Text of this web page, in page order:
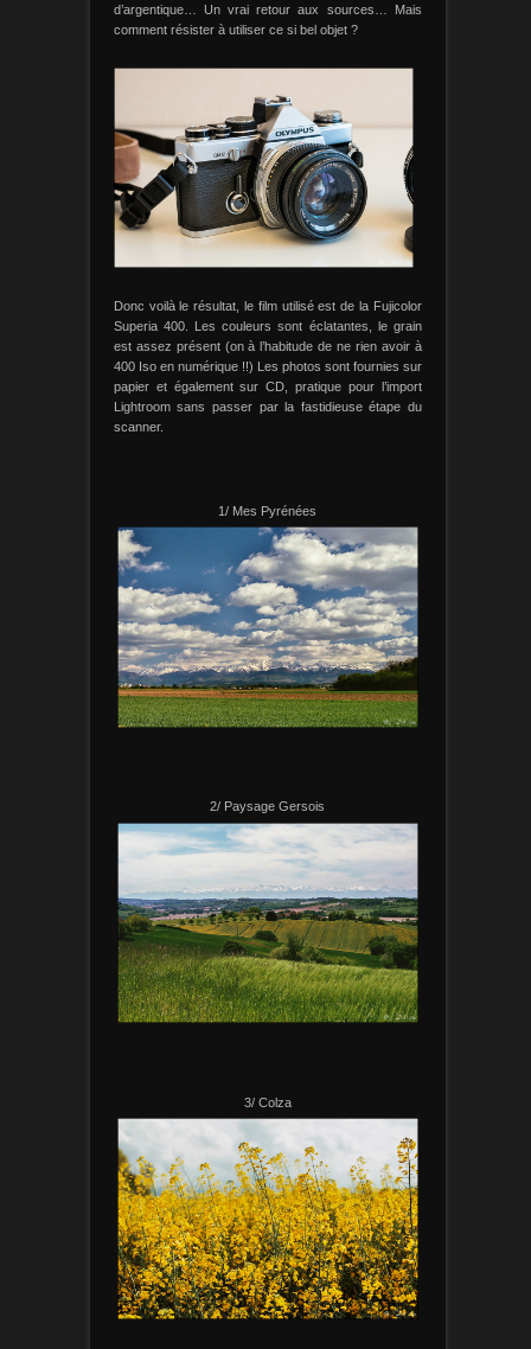
d’argentique… Un vrai retour aux sources… Mais
comment résister à utiliser ce si bel objet ?
Donc voilà le résultat, le film utilisé est de la Fujicolor
Superia 400. Les couleurs sont éclatantes, le grain
est assez présent (on à l’habitude de ne rien avoir à
400 Iso en numérique !!) Les photos sont fournies sur
papier et également sur CD, pratique pour l’import
Lightroom sans passer par la fastidieuse étape du
scanner.
1/ Mes Pyrénées
2/ Paysage Gersois
3/ Colza